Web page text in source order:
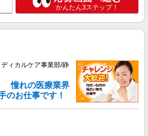
かんたん3ステップ！
ィカルケア事業部/静
憧れの医療業界
のお仕事です！